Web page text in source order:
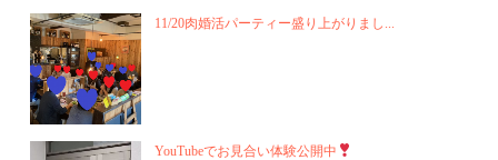
11/20肉婚活パーティー盛り上がりまし...
YouTubeでお見合い体験公開中